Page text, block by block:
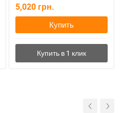
5,020 грн.
Купить